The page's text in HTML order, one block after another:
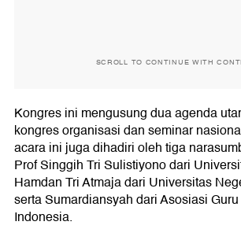
SCROLL TO CONTINUE WITH
Kongres ini mengusung dua agenda
kongres organisasi dan seminar
acara ini juga dihadiri oleh tiga
Prof Singgih Tri Sulistiyono dari
Hamdan Tri Atmaja dari Universitas
serta Sumardiansyah dari Asosiasi
Indonesia.